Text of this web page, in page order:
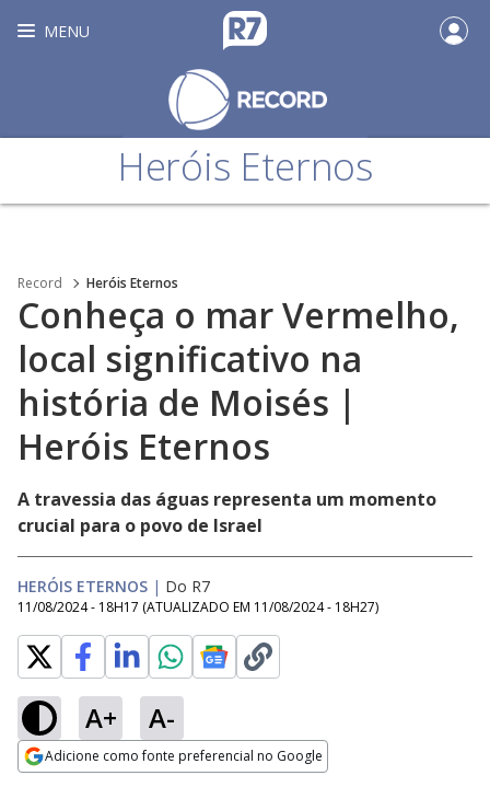
MENU
Heróis Eternos
Record Heróis Eternos
Conheça o mar Vermelho,
local significativo na
história de Moisés |
Heróis Eternos
A travessia das águas representa um momento
crucial para o povo de Israel
HERÓIS ETERNOS | Do R7
11/08/2024 - 18H17 (ATUALIZADO EM 11/08/2024 - 18H27)
A+ A-
Adicione como fonte preferencial no Google
Ativar
Loaded:
5.56%